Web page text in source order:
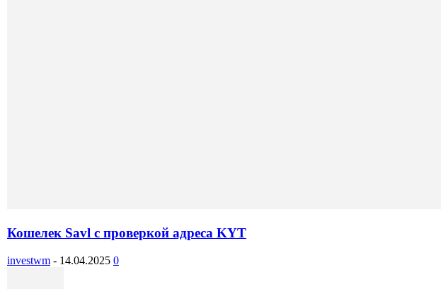
Кошелек Savl с проверкой адреса KYT
investwm - 14.04.2025 0